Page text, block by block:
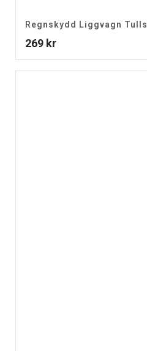
Regnskydd Liggvagn
269 kr